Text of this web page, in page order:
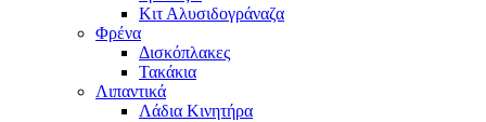
Κιτ Αλυσιδογράναζα
Φρένα
Δισκόπλακες
Τακάκια
Λιπαντικά
Λάδια Κινητήρα